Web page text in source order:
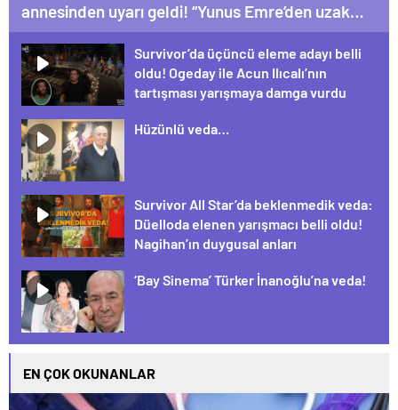
annesinden uyarı geldi! “Yunus Emre’den uzak
dur!”
Survivor’da üçüncü eleme adayı belli
oldu! Ogeday ile Acun Ilıcalı’nın
tartışması yarışmaya damga vurdu
Hüzünlü veda…
Survivor All Star’da beklenmedik veda:
Düelloda elenen yarışmacı belli oldu!
Nagihan’ın duygusal anları
‘Bay Sinema’ Türker İnanoğlu’na veda!
EN ÇOK OKUNANLAR